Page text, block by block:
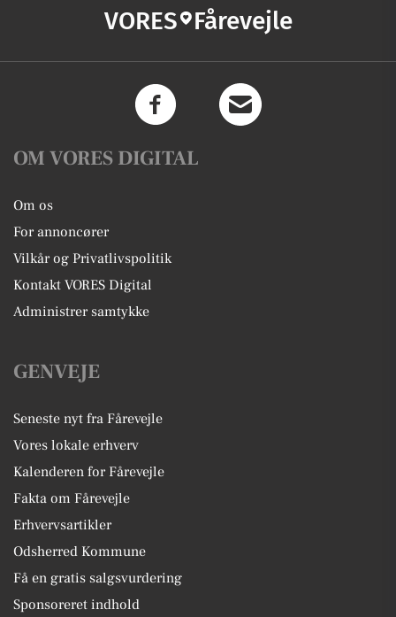
VORES Fårevejle
OM VORES DIGITAL
Om os
For annoncører
Vilkår og Privatlivspolitik
Kontakt VORES Digital
Administrer samtykke
GENVEJE
Seneste nyt fra Fårevejle
Vores lokale erhverv
Kalenderen for Fårevejle
Fakta om Fårevejle
Erhvervsartikler
Odsherred Kommune
Få en gratis salgsvurdering
Sponsoreret indhold